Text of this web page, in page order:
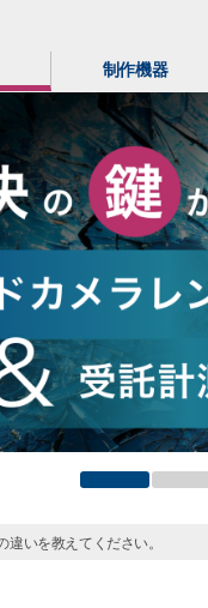
制作機器
いを教えてください。